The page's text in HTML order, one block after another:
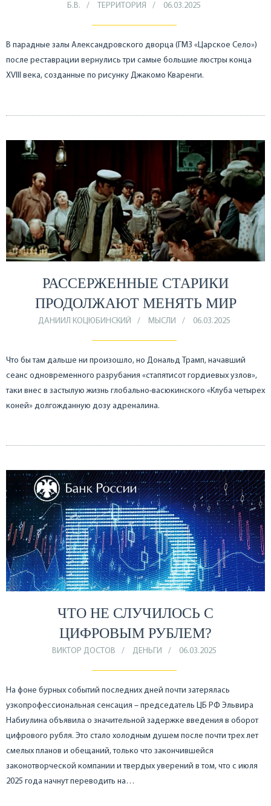
Б.В. ТЕРРИТОРИЯ 06.03.2025
В парадные залы Александровского дворца (ГМЗ «Царское Село»)
после реставрации вернулись три самые большие люстры конца
XVIII века, созданные по рисунку Джакомо Кваренги.
РАССЕРЖЕННЫЕ СТАРИКИ
ПРОДОЛЖАЮТ МЕНЯТЬ МИР
ДАНИИЛ КОЦЮБИНСКИЙ МЫСЛИ 06.03.2025
Что бы там дальше ни произошло, но Дональд Трамп, начавший
сеанс одновременного разрубания «стапятисот гордиевых узлов»,
таки внес в застылую жизнь глобально-васюкинского «Клуба четырех
коней» долгожданную дозу адреналина.
ЧТО НЕ СЛУЧИЛОСЬ С
ЦИФРОВЫМ РУБЛЕМ?
ВИКТОР ДОСТОВ ДЕНЬГИ 06.03.2025
На фоне бурных событий последних дней почти затерялась
узкопрофессиональная сенсация – председатель ЦБ РФ Эльвира
Набиулина объявила о значительной задержке введения в оборот
цифрового рубля. Это стало холодным душем после почти трех лет
смелых планов и обещаний, только что закончившейся
законотворческой компании и твердых уверений в том, что с июля
2025 года начнут переводить на…